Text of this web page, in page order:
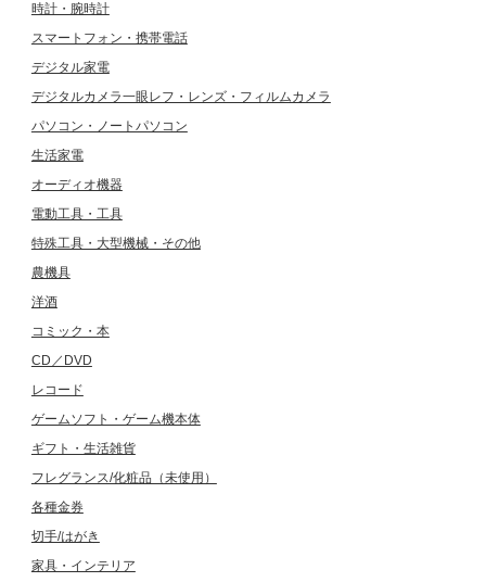
時計・腕時計
スマートフォン・携帯電話
デジタル家電
デジタルカメラ一眼レフ・レンズ・フィルムカメラ
パソコン・ノートパソコン
生活家電
オーディオ機器
電動工具・工具
特殊工具・大型機械・その他
農機具
洋酒
コミック・本
CD／DVD
レコード
ゲームソフト・ゲーム機本体
ギフト・生活雑貨
フレグランス/化粧品（未使用）
各種金券
切手/はがき
家具・インテリア